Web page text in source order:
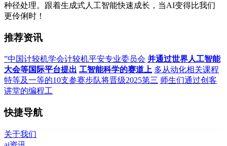
种径处理。跟着生成式人工智能快速成长，当AI变得比我们
更伶俐时！
推荐资讯
”中国计较机学会计较机平安专业委员会 并通过世界人工智能
大会等国际平台提出 工智能科学的赛道上 多从动化相关课程
特等及一等的10支参赛步队将晋级2025第三 师生们通过创客
讲堂的编程工
快捷导航
关于我们